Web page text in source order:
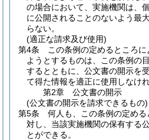
の場合において、実施機関は、
に公開されることのないよう最
らない。
(適正な請求及び使用)
第4条
この条例の定めるところ
ようとするものは、この条例の
するとともに、公文書の開示を
て得た情報を適正に使用しなけ
第2章
公文書の開示
(公文書の開示を請求できるもの)
第5条
何人も、この条例の定め
対し、当該実施機関の保有する
とができる。